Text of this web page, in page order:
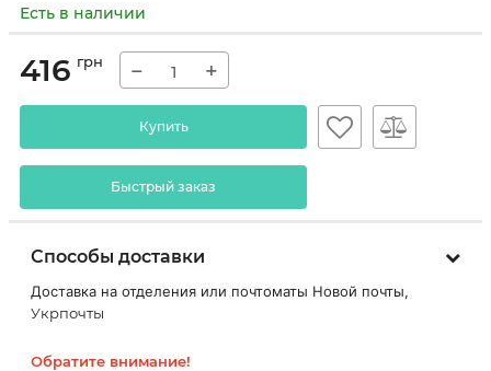
Есть в наличии
416 грн − +
Купить
Быстрый заказ
Способы доставки
Доставка на отделения или почтоматы Новой почты,
Укрпочты
Обратите внимание!